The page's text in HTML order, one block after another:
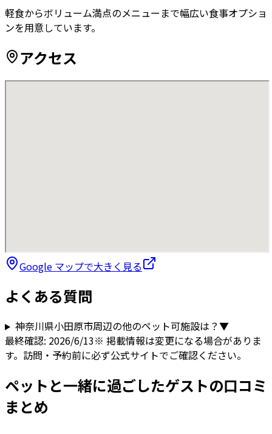
軽食からボリューム満点のメニューまで幅広い食事オプショ
ンを用意しています。
アクセス
Google マップで大きく見る
よくある質問
神奈川県小田原市周辺の他のペット可施設は？▼
最終確認: 2026/6/13※ 掲載情報は変更になる場合がありま
す。訪問・予約前に必ず公式サイトでご確認ください。
ペットと一緒に過ごしたゲストの口コミ
まとめ